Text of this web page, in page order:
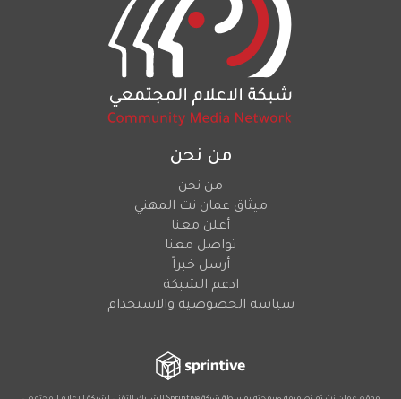
من نحن
من نحن
ميثاق عمان نت المهني
أعلن معنا
تواصل معنا
أرسل خبراً
ادعم الشبكة
سياسة الخصوصية والاستخدام